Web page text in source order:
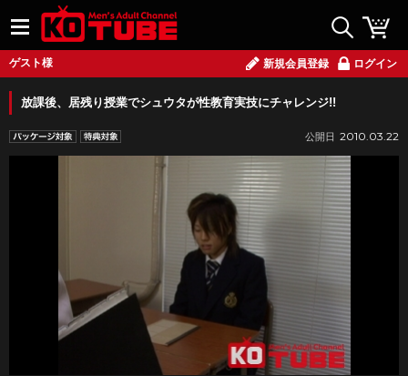
ゲスト様 新規会員登録 ログイン
放課後、居残り授業でシュウタが性教育実技にチャレンジ!!
2010.03.22